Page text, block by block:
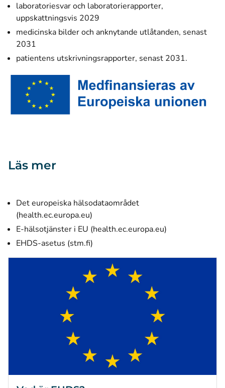
laboratoriesvar och laboratorierapporter,
uppskattningsvis 2029
medicinska bilder och anknytande utlåtanden, senast
2031
patientens utskrivningsrapporter, senast 2031.
Läs mer
Det europeiska hälsodataområdet
(health.ec.europa.eu)
E-hälsotjänster i EU (health.ec.europa.eu)
EHDS-asetus (stm.fi)